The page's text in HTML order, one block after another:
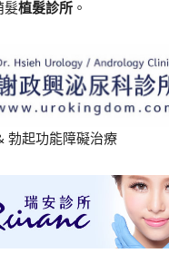
髮植髮診所 。
勃起功能障礙治療